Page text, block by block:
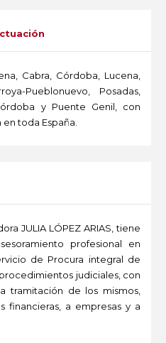
Cabra, Córdoba, Lucena,
Pueblonuevo, Posadas,
y Puente Genil, con
toda España.
JULIA LÓPEZ ARIAS, tiene
profesional en
de Procura integral de
judiciales, con
tramitación de los mismos,
financieras, a empresas y a